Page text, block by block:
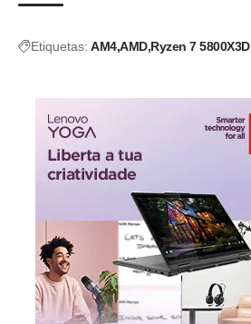
Etiquetas: AM4 AMD Ryzen 7 5800X3D